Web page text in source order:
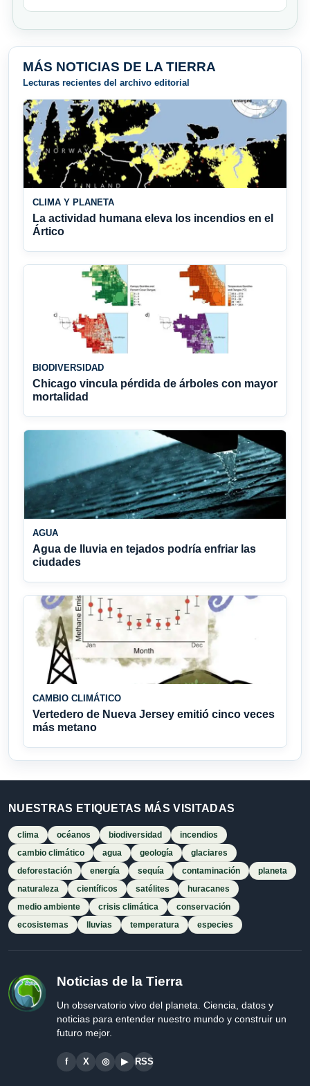
MÁS NOTICIAS DE LA TIERRA
Lecturas recientes del archivo editorial
CLIMA Y PLANETA
La actividad humana eleva los incendios en el
Ártico
BIODIVERSIDAD
Chicago vincula pérdida de árboles con mayor
mortalidad
AGUA
Agua de lluvia en tejados podría enfriar las
ciudades
CAMBIO CLIMÁTICO
Vertedero de Nueva Jersey emitió cinco veces
más metano
NUESTRAS ETIQUETAS MÁS VISITADAS
clima océanos biodiversidad
incendios
cambio climático
agua geología
glaciares
deforestación
energía sequía contaminación
planeta
naturaleza
científicos satélites
huracanes
medio ambiente
crisis climática
conservación
ecosistemas
lluvias temperatura especies
Noticias de la Tierra
Un observatorio vivo del planeta. Ciencia, datos y
noticias para entender nuestro mundo y construir un
futuro mejor.
f X ◎ ▶ RSS